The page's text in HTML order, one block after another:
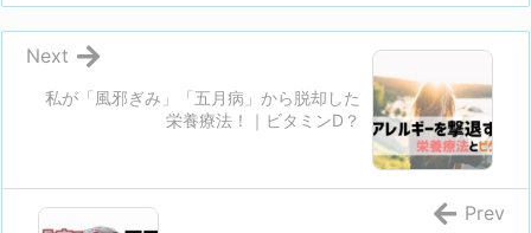
私が「風邪ぎみ」「五月病」から脱却した
栄養療法！｜ビタミンD？
Next
Prev